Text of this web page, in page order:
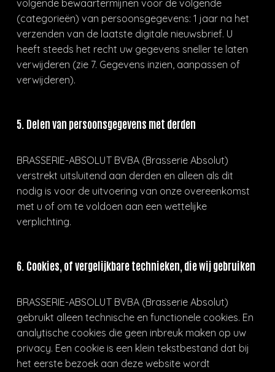
volgende bewaartermijnen voor de volgende
(categorieën) van persoonsgegevens: 1 jaar na het
verzenden van de laatste digitale nieuwsbrief. U
heeft steeds het recht uw gegevens sneller te laten
verwijderen (zie 7. Gegevens inzien, aanpassen of
verwijderen).
5. Delen van persoonsgegevens met derden
BRASSERIE-ABSOLUT BVBA (Brasserie Absolut)
verstrekt uitsluitend aan derden en alleen als dit
nodig is voor de uitvoering van onze overeenkomst
met u of om te voldoen aan een wettelijke
verplichting.
6. Cookies, of vergelijkbare technieken, die wij gebruiken
BRASSERIE-ABSOLUT BVBA (Brasserie Absolut)
gebruikt alleen technische en functionele cookies. En
analytische cookies die geen inbreuk maken op uw
privacy. Een cookie is een klein tekstbestand dat bij
het eerste bezoek aan deze website wordt